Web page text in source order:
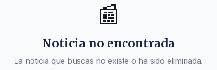
📰
Noticia no encontrada
La noticia que buscas no existe o ha sido eliminada.